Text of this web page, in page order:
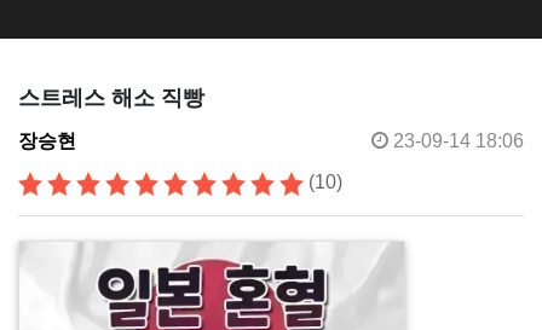
스트레스 해소 직빵
장승현
23-09-14 18:06
(10)